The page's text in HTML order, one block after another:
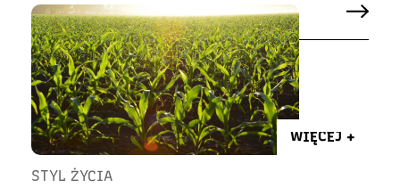
WIĘCEJ +
STYL ŻYCIA